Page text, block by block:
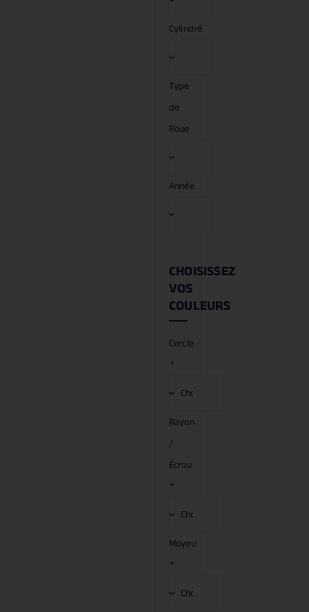
Cylindré
Type
de
Roue
Année
CHOISISSEZ
VOS
COULEURS
Cercle
*
Rayon
/
Écrou
*
Moyeu
*